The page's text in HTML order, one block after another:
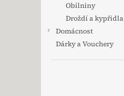
Obilniny
Droždí a kypřidla
Domácnost
Dárky a Vouchery